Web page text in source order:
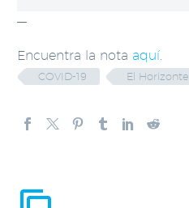
—
Encuentra la nota aquí.
COVID-19 El Horizonte